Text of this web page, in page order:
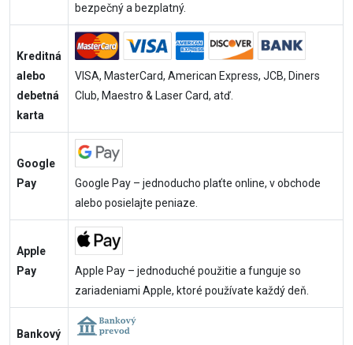
bezpečný a bezplatný.
Kreditná
alebo
debetná
karta
VISA, MasterCard, American Express, JCB, Diners
Club, Maestro & Laser Card, atď.
Google
Pay
Google Pay – jednoducho plaťte online, v obchode
alebo posielajte peniaze.
Apple
Pay
Apple Pay – jednoduché použitie a funguje so
zariadeniami Apple, ktoré používate každý deň.
Bankový